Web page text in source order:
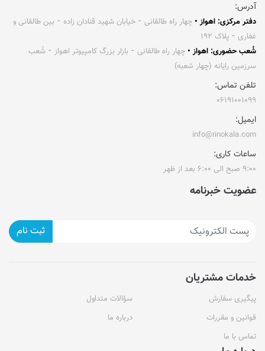
آدرس:
دفتر مرکزی: اهواز • چهار راه طالقانی ⁃ خیابان شهید قنادان زاده ⁃ بین طالقانی و
غفاری ⁃ پلاک ۱۹۲
شُعب حضوری: اهواز • چهار راه طالقانی ⁃ بازار بزرگ کامپیوتر اهواز ⁃ شُعب
سرزمین رایانه (چهار شعبه)
تلفن تماس:
۰۶۱۹۱۰۰۱۰۹۹
ایمیل:
info@rinokala.com
ساعات کاری:
۹:۰۰ صبح الی ۶:۰۰ بعد از ظهر
عضویت خبرنامه
ثبت نام
خدمات مشتریان
پیگیری سفارش
سؤالات متداول
قوانین و مقررات
درباره ما
تماس با ما